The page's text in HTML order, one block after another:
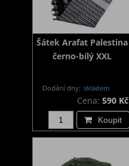
Šátek Arafat Palestina
černo-bílý XXL
Dodání dny: skladem
Cena: 590 Kč
Koupit